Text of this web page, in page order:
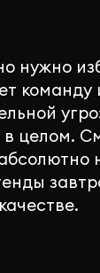
нужно
команду
целом.